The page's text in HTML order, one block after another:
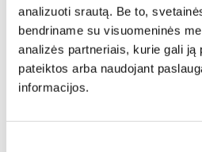
analizuoti srautą. Be to,
bendriname su visuomeninės
analizės partneriais, kurie gali ją
pateiktos arba naudojant
informacijos.
Išskleidžiamas stalas
Ilgis: 140 cm, Plotis: 90 cm,